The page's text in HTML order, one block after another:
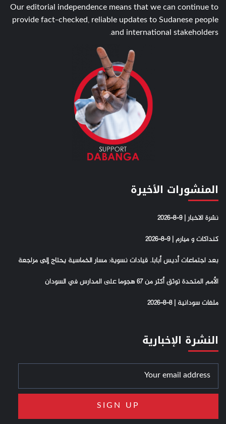
Our editorial independence means that we can continue to
provide fact-checked, reliable updates to Sudanese people
and international stakeholders.
المنشورات الأخيرة
نشرة الاخبار | 9-8-2026
كنداكات و ميارم | 9-8-2026
بعد اجتماعات أديس أبابا.. قيادات نسوية: مسار الخماسية يحتاج إلى مراجعة
الأمم المتحدة توثق أكثر من 67 هجوما على المدارس في السودان
ملفات سودانية | 8-8-2026
النشرة الإخبارية